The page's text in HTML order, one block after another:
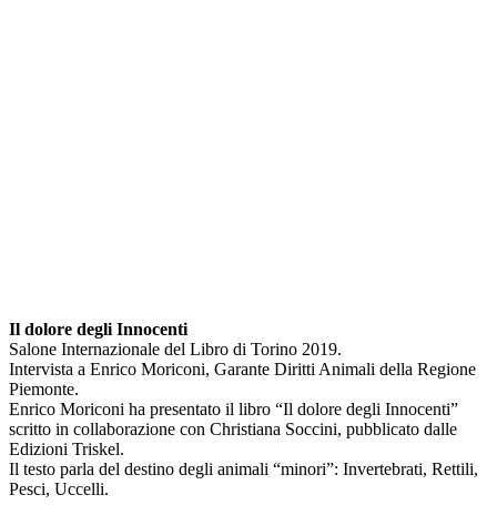
Il dolore degli Innocenti
Salone Internazionale del Libro di Torino 2019.
Intervista a Enrico Moriconi, Garante Diritti Animali della Regione
Piemonte.
Enrico Moriconi ha presentato il libro “Il dolore degli Innocenti”
scritto in collaborazione con Christiana Soccini, pubblicato dalle
Edizioni Triskel.
Il testo parla del destino degli animali “minori”: Invertebrati, Rettili,
Pesci, Uccelli.